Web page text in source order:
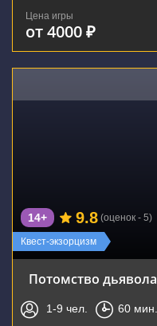
Цена игры
от 4000 ₽
Квест-экзорцизм
14+ 9.8 (оценок - 5)
Потомство дьявола
1-9 чел. 60 мин.